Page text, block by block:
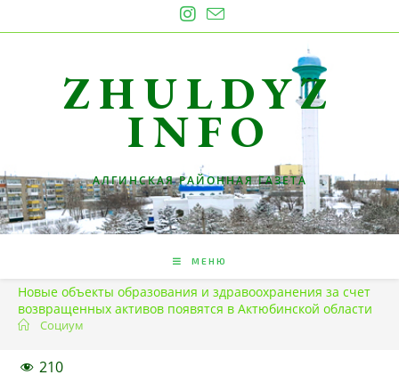
к
ZHULDYZ
INFO
АЛГИНСКАЯ РАЙОННАЯ ГАЗЕТА
МЕНЮ
Новые объекты образования и здравоохранения за счет
возвращенных активов появятся в Актюбинской области
Социум
210